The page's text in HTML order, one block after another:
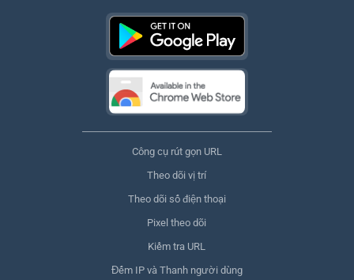
Công cụ rút gọn URL
Theo dõi vị trí
Theo dõi số điện thoại
Pixel theo dõi
Kiểm tra URL
Đếm IP và Thanh người dùng